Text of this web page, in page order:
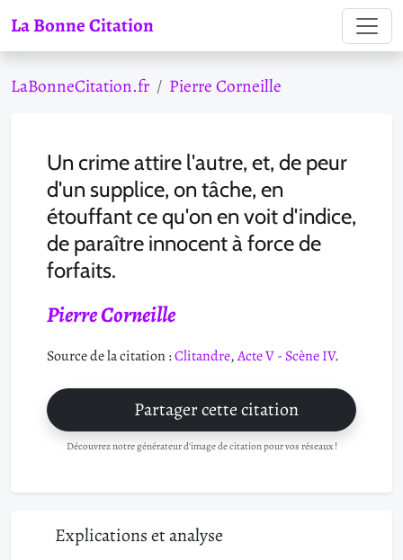
La Bonne Citation
LaBonneCitation.fr Pierre Corneille
Un crime attire l'autre, et, de peur
d'un supplice, on tâche, en
étouffant ce qu'on en voit d'indice,
de paraître innocent à force de
forfaits.
Pierre Corneille
Source de la citation :Clitandre,Acte V - Scène IV.
Partager cette citation
Découvrez notre générateur d'image de citation pour vos réseaux !
Explications et analyse